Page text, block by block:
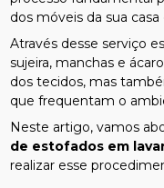
dos móveis da sua
Através desse serviço
sujeira, manchas e
dos tecidos, mas
que frequentam o
Neste artigo, vamos
de estofados em
realizar esse